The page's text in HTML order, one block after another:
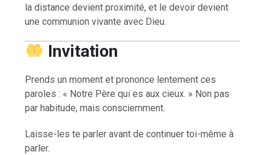
la distance devient proximité, et le devoir devient
une communion vivante avec Dieu.
Invitation
Prends un moment et prononce lentement ces
paroles : « Notre Père qui es aux cieux. » Non pas
par habitude, mais consciemment.
Laisse-les te parler avant de continuer toi-même à
parler.